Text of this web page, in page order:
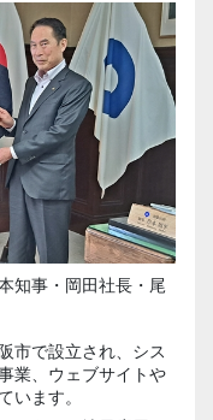
知事・岡田社長・尾
市で設立され、シス
業、ウェブサイトや
います。